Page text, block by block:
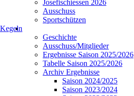
Josefischiessen 2026
Ausschuss
Sportschützen
Kegeln
Geschichte
Ausschuss/Mitglieder
Ergebnisse Saison 2025/2026
Tabelle Saison 2025/2026
Archiv Ergebnisse
Saison 2024/2025
Saison 2023/2024